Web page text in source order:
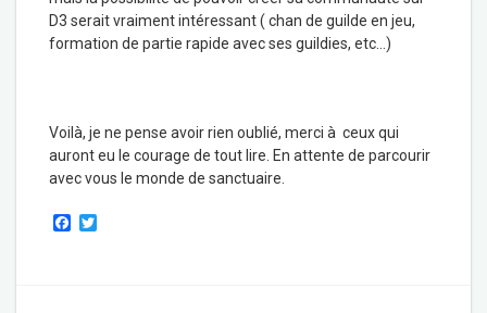
D3 serait vraiment intéressant ( chan de guilde en jeu,
formation de partie rapide avec ses guildies, etc…)
Voilà, je ne pense avoir rien oublié, merci à ceux qui
auront eu le courage de tout lire. En attente de parcourir
avec vous le monde de sanctuaire.
F